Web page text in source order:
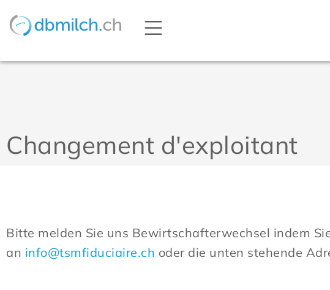
Changement d'exploitant
Bitte melden Sie uns Bewirtschafterwechsel indem
an info@tsmfiduciaire.ch oder die unten stehende